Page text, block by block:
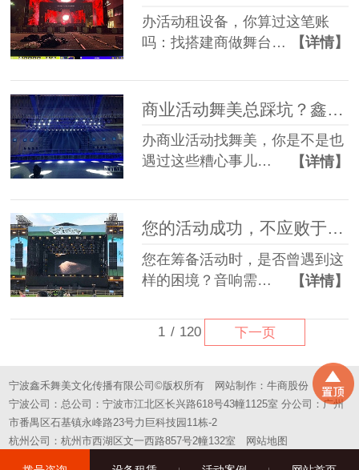
办活动租设备，你算过这笔账
吗：找搭建商做舞台…
【详情】
商业活动舞美总踩坑？鑫禾一站式方案帮您避坑
办商业活动找舞美，你是不是也
遇过这些糟心事儿…
【详情】
您的活动成功，不应败于“拼凑”的舞台——选择一站式，选择省心
您在筹备活动时，是否曾遇到这
样的困境？音响需…
【详情】
1 / 120 下一页
宁波鑫禾舞美文化传播有限公司©版权所有 网站制作：牛商股份
宁波公司：总公司：宁波市江北区长兴路618号43幢1125室 分公司：广州
市番禺区石基镇永峰路23号力巨科技园11栋-2
杭州公司：杭州市西湖区文一西路857号2幢132室
网站地图